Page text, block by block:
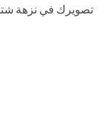
تصويرك في نزهة